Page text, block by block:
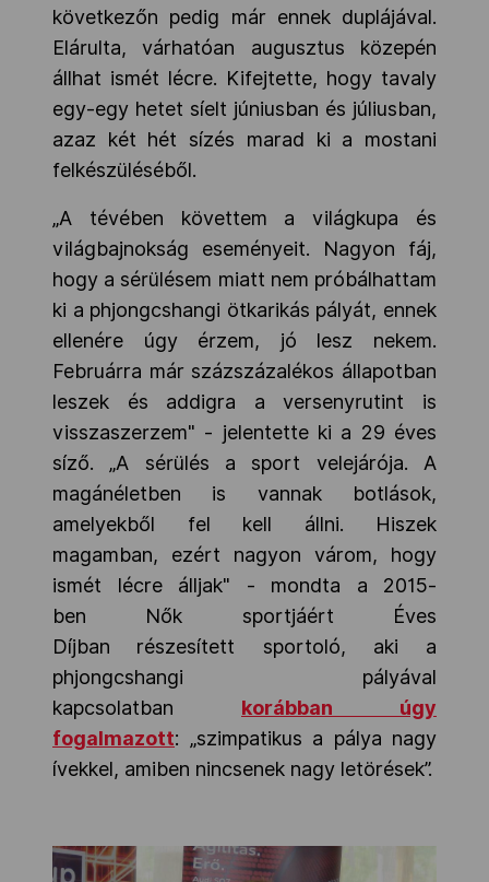
következőn pedig már ennek duplájával.
Elárulta, várhatóan augusztus közepén
állhat ismét lécre. Kifejtette, hogy tavaly
egy-egy hetet síelt júniusban és júliusban,
azaz két hét sízés marad ki a mostani
felkészüléséből.
„A tévében követtem a világkupa és
világbajnokság eseményeit. Nagyon fáj,
hogy a sérülésem miatt nem próbálhattam
ki a phjongcshangi ötkarikás pályát, ennek
ellenére úgy érzem, jó lesz nekem.
Februárra már százszázalékos állapotban
leszek és addigra a versenyrutint is
visszaszerzem" - jelentette ki a 29 éves
síző. „A sérülés a sport velejárója. A
magánéletben is vannak botlások,
amelyekből fel kell állni. Hiszek
magamban, ezért nagyon várom, hogy
ismét lécre álljak" - mondta a 2015-
ben Nők sportjáért Éves
Díjban
részesített sportoló, aki a
phjongcshangi pályával
kapcsolatban korábban úgy
fogalmazott: „szimpatikus a pálya nagy
ívekkel, amiben nincsenek nagy letörések”.